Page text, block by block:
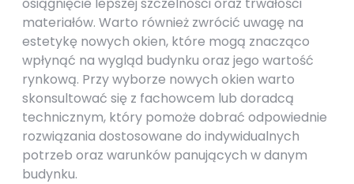
materiałów. Warto również zwrócić uwagę na
estetykę nowych okien, które mogą znacząco
wpłynąć na wygląd budynku oraz jego wartość
rynkową. Przy wyborze nowych okien warto
skonsultować się z fachowcem lub doradcą
technicznym, który pomoże dobrać odpowiednie
rozwiązania dostosowane do indywidualnych
potrzeb oraz warunków panujących w danym
budynku.